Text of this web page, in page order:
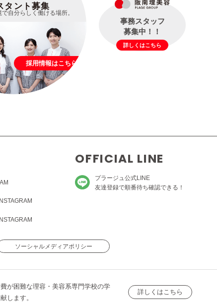
タント募集
自分らしく働ける場所。
採用情報はこちら
事務スタッフ
募集中！！
詳しくはこちら
OFFICIAL LINE
プラージュ公式LINE
友達登録で順番待ち確認できる！
ソーシャルメディアポリシー
が困難な理容・美容系専門学校の学
します。
詳しくはこちら